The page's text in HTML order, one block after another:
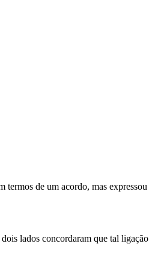
termos de um acordo, mas expressou
lados concordaram que tal ligação